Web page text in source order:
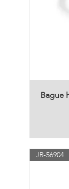
Bague
JR-56904